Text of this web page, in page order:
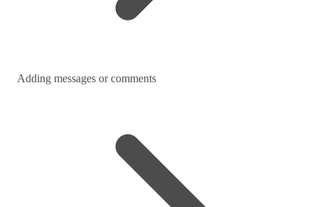
Adding messages or comments